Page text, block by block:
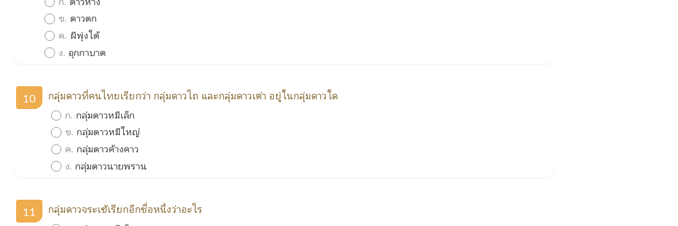
ข. ดาวตก
ค. ผีพุ่งใต้
ง. อุกกาบาต
10
กลุ่มดาวที่คนไทยเรียกว่า กลุ่มดาวไถ และกลุ่มดาวเต่า อยู่ในกลุ่มดาวใด
ก. กลุ่มดาวหมีเล็ก
ข. กลุ่มดาวหมีใหญ่
ค. กลุ่มดาวค้างคาว
ง. กลุ่มดาวนายพราน
11
กลุ่มดาวจระเข้เรียกอีกชื่อหนึ่งว่าอะไร